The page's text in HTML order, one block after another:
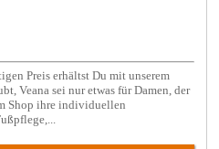
Preis erhältst Du mit unserem
Veana sei nur etwas für Damen, der
Shop ihre individuellen